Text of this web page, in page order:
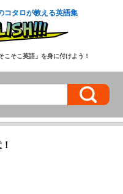
コタロが教える英語集
そこ英語」を身に付けよう！